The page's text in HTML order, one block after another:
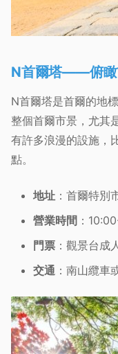
N首爾塔——俯瞰
N首爾塔是首爾的地
整個首爾市景，尤其
有許多浪漫的設施，
點。
地址 ：首爾特別
營業時間 ：
門票 ：觀景台成
交通 ：南山纜車